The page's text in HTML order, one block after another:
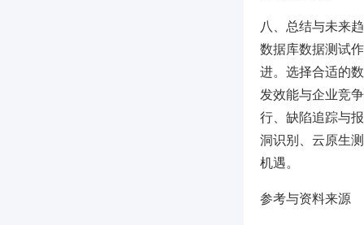
八、总结与未来
数据库数据测试
进。选择合适的
发效能与企业竞
行、缺陷追踪与
洞识别、云原生
机遇。
参考与资料来源